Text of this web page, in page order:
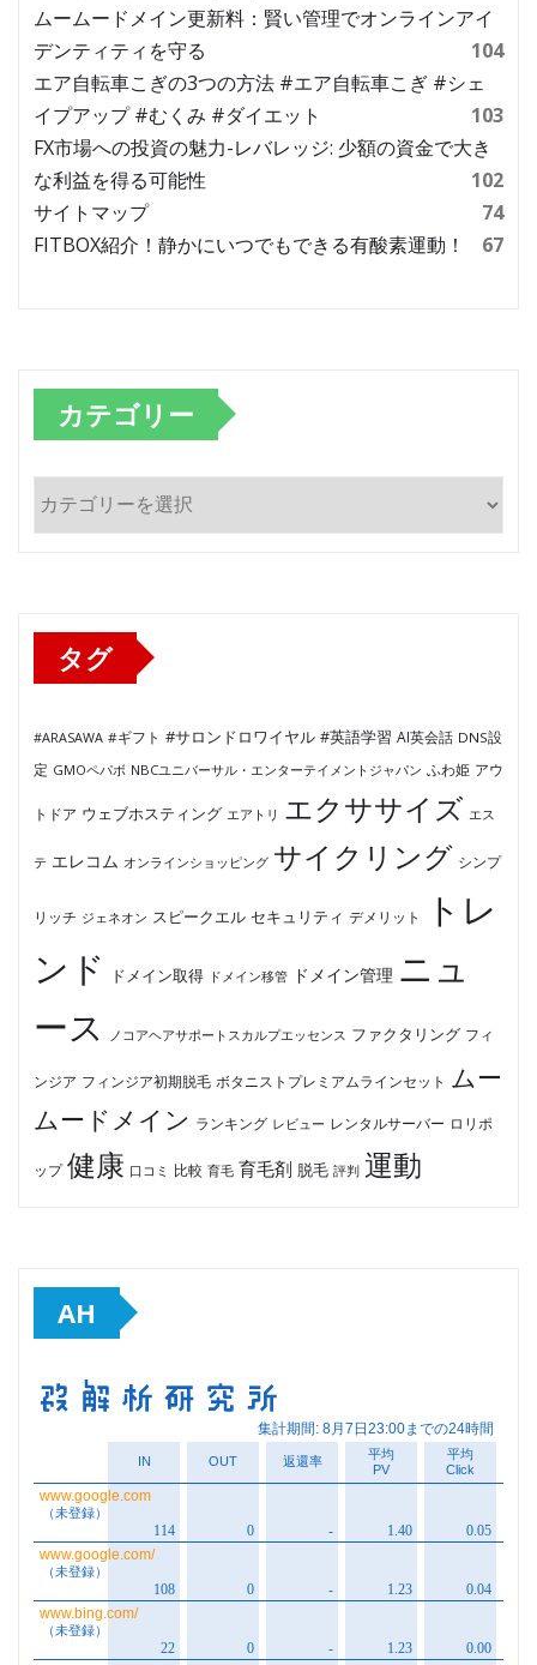
ムームードメイン更新料：賢い管理でオンラインアイ
デンティティを守る
104
エア自転車こぎの3つの方法 #エア自転車こぎ #シェ
イプアップ #むくみ #ダイエット
103
FX市場への投資の魅力-レバレッジ: 少額の資金で大き
な利益を得る可能性
102
サイトマップ
74
FITBOX紹介！静かにいつでもできる有酸素運動！
67
カテゴリー
カ
タグ
#ARASAWA #ギフト #サロンドロワイヤル #英語学習 AI英会話 DNS設
定 GMOペパボ NBCユニバーサル・エンターテイメントジャパン ふわ姫 アウ
トドア ウェブホスティング エアトリ エクササイズ エス
テ エレコム オンラインショッピング サイクリング シンプ
リッチ ジェネオン スピークエル セキュリティ デメリット
トレ
ンド
ドメイン取得 ドメイン移管 ドメイン管理 ニュ
ース
ノコアヘアサポートスカルプエッセンス ファクタリング フィ
ンジア フィンジア初期脱毛 ボタニストプレミアムラインセット ムー
ムードメイン ランキング レビュー レンタルサーバー ロリポ
ップ 健康 口コミ 比較 育毛 育毛剤 脱毛 評判 運動
AH